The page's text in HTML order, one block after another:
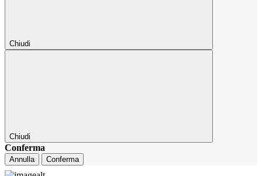
Chiudi
Chiudi
Conferma
Annulla Conferma